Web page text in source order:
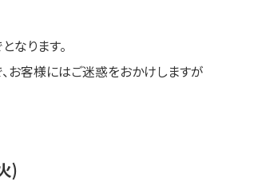
ります。
お客様にはご迷惑をおかけしますが
)